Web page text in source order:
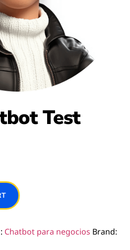
Test
Chatbot para negocios Brand: